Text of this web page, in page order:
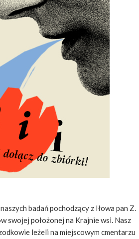
badań pochodzący z Iłowa pan Z.
swojej położonej na Krajnie wsi. Nasz
leżeli na miejscowym cmentarzu